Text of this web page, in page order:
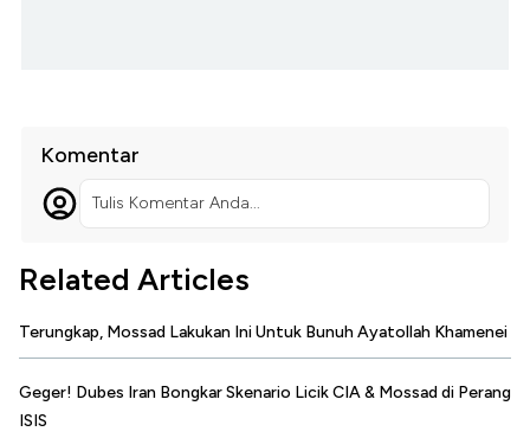
Komentar
Tulis Komentar Anda...
Related Articles
Terungkap, Mossad Lakukan Ini Untuk Bunuh Ayatollah Khamenei
Geger! Dubes Iran Bongkar Skenario Licik CIA & Mossad di Perang
ISIS